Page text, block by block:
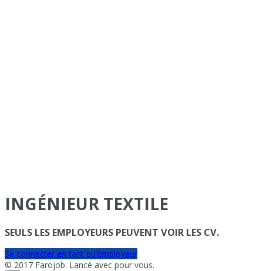
INGÉNIEUR TEXTILE
SEULS LES EMPLOYEURS PEUVENT VOIR LES CV.
Se connecter en tant qu’Employeur
© 2017 Farojob. Lancé avec pour vous.